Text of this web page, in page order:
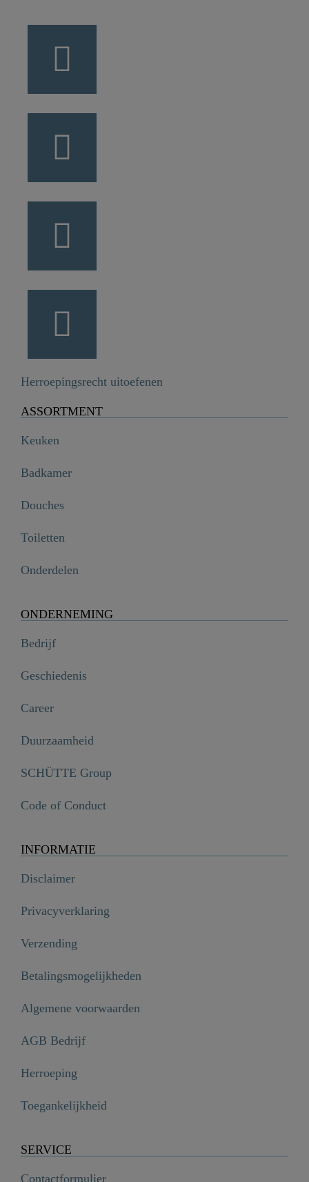
Herroepingsrecht uitoefenen
ASSORTMENT
Keuken
Badkamer
Douches
Toiletten
Onderdelen
ONDERNEMING
Bedrijf
Geschiedenis
Career
Duurzaamheid
SCHÜTTE Group
Code of Conduct
INFORMATIE
Disclaimer
Privacyverklaring
Verzending
Betalingsmogelijkheden
Algemene voorwaarden
AGB Bedrijf
Herroeping
Toegankelijkheid
SERVICE
Contactformulier